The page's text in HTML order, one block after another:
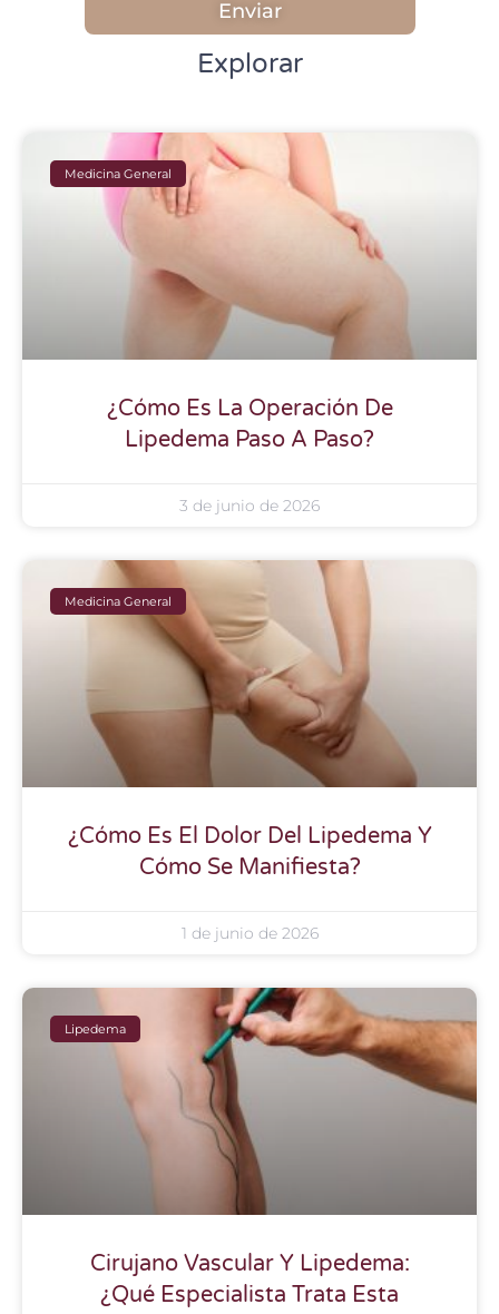
Enviar
Explorar
Medicina General
¿Cómo Es La Operación De
Lipedema Paso A Paso?
3 de junio de 2026
Medicina General
¿Cómo Es El Dolor Del Lipedema Y
Cómo Se Manifiesta?
1 de junio de 2026
Lipedema
Cirujano Vascular Y Lipedema:
¿Qué Especialista Trata Esta